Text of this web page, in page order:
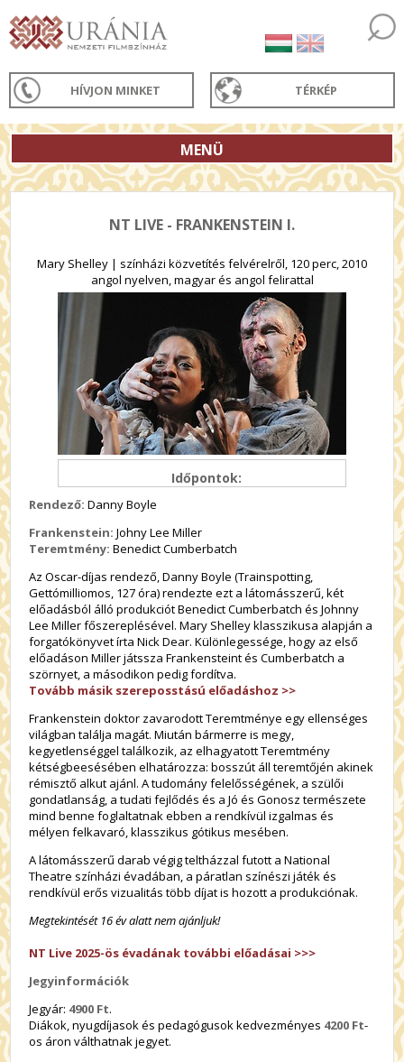
HÍVJON MINKET TÉRKÉP
MENÜ
NT LIVE - FRANKENSTEIN I.
Mary Shelley | színházi közvetítés felvérelről, 120 perc, 2010
angol nyelven, magyar és angol felirattal
Időpontok:
Rendező: Danny Boyle
Frankenstein: Johny Lee Miller
Teremtmény: Benedict Cumberbatch
Az Oscar-díjas rendező, Danny Boyle (Trainspotting,
Gettómilliomos, 127 óra) rendezte ezt a látomásszerű, két
előadásból álló produkciót Benedict Cumberbatch és Johnny
Lee Miller főszereplésével. Mary Shelley klasszikusa alapján a
forgatókönyvet írta Nick Dear. Különlegessége, hogy az első
előadáson Miller játssza Frankensteint és Cumberbatch a
szörnyet, a másodikon pedig fordítva.
Tovább másik szereposstású előadáshoz >>
Frankenstein doktor zavarodott Teremtménye egy ellenséges
világban találja magát. Miután bármerre is megy,
kegyetlenséggel találkozik, az elhagyatott Teremtmény
kétségbeesésében elhatározza: bosszút áll teremtőjén akinek
rémisztő alkut ajánl. A tudomány felelősségének, a szülői
gondatlanság, a tudati fejlődés és a Jó és Gonosz természete
mind benne foglaltatnak ebben a rendkívül izgalmas és
mélyen felkavaró, klasszikus gótikus mesében.
A látomásszerű darab végig teltházzal futott a National
Theatre színházi évadában, a páratlan színészi játék és
rendkívül erős vizualitás több díjat is hozott a produkciónak.
Megtekintését 16 év alatt nem ajánljuk!
NT Live 2025-ös évadának további előadásai >>>
Jegyinformációk
Jegyár: 4900 Ft.
Diákok, nyugdíjasok és pedagógusok kedvezményes 4200 Ft-
os áron válthatnak jegyet.